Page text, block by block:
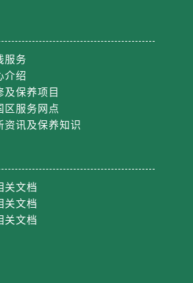
服务
介绍
及保养项目
区服务网点
资讯及保养知识
关文档
关文档
关文档